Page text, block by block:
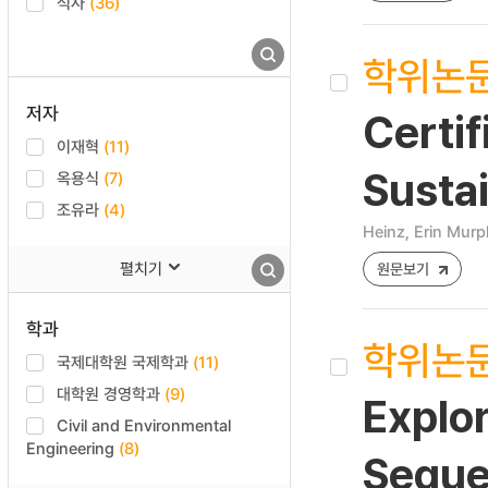
저자
이재혁 (11)
옥용식 (7)
조유라 (4)
펼치기
학과
국제대학원 국제학과 (11)
대학원 경영학과 (9)
Civil and Environmental
Engineering (8)
학위논
Heinz, Erin
원문보기
학위논